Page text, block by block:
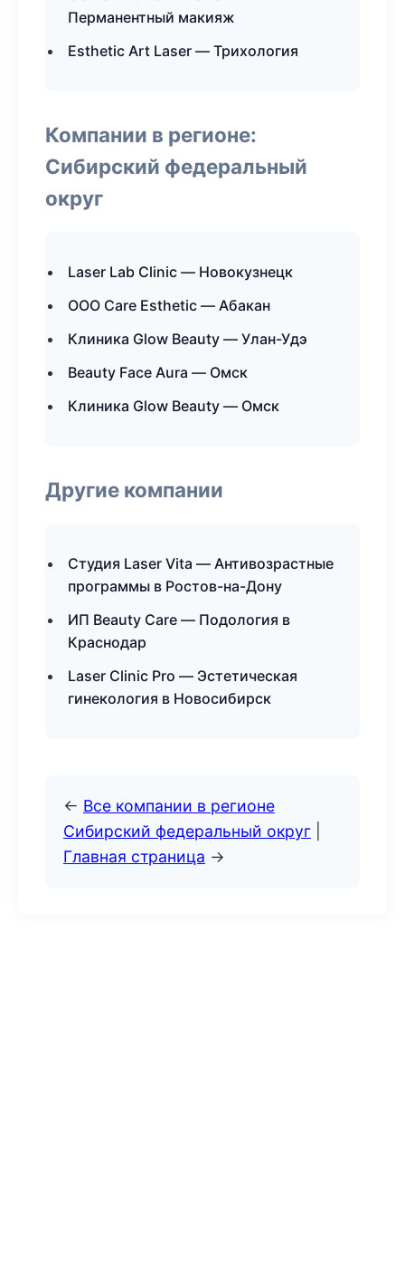
Перманентный макияж
Esthetic Art Laser — Трихология
Компании в регионе:
Сибирский федеральный
округ
Laser Lab Clinic — Новокузнецк
ООО Care Esthetic — Абакан
Клиника Glow Beauty — Улан-Удэ
Beauty Face Aura — Омск
Клиника Glow Beauty — Омск
Другие компании
Студия Laser Vita — Антивозрастные
программы в Ростов-на-Дону
ИП Beauty Care — Подология в
Краснодар
Laser Clinic Pro — Эстетическая
гинекология в Новосибирск
← Все компании в регионе
Сибирский федеральный округ
Главная страница →